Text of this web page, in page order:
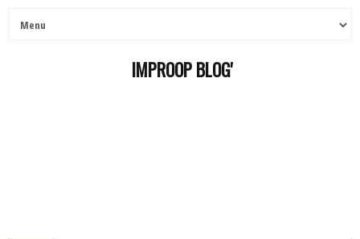
IMPROOP BLOG'